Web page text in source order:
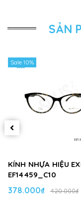
SẢN
Sale 10%
KÍNH NHỰA HIỆU
EF14459_C10
378.000₫ 420.000₫